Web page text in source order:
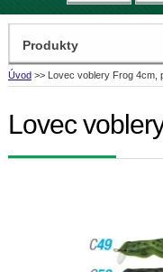
Úvod >> Lovec voblery Frog 4cm,
Lovec
Produkty